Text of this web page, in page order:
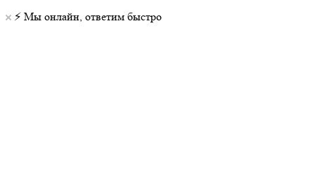
⚡️ Мы онлайн, ответим быстро